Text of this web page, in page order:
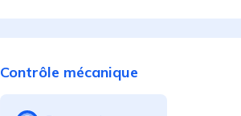
Contrôle mécanique